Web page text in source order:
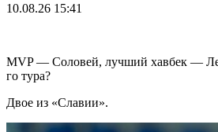
10.08.26 15:41
MVP — Соловей, лучший хавбек —
го тура?
Двое из «Славии».